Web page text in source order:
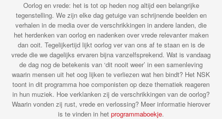
Oorlog en vrede: het is tot op heden nog altijd een belangrijke
tegenstelling. We zijn elke dag getuige van schrijnende beelden en
verhalen in de media over de verschrikkingen in andere landen, die
het herdenken van oorlog en nadenken over vrede relevanter maken
dan ooit. Tegelijkertijd lijkt oorlog ver van ons af te staan en is de
vrede die we dagelijks ervaren bijna vanzelfsprekend. Wat is vandaag
de dag nog de betekenis van ‘dit nooit weer’ in een samenleving
waarin mensen uit het oog lijken te verliezen wat hen bindt? Het NSK
toont in dit programma hoe componisten op deze thematiek reageren
in hun muziek. Hoe verklanken zij de verschrikkingen van de oorlog?
Waarin vonden zij rust, vrede en verlossing? Meer informatie hierover
is te vinden in het programmaboekje.